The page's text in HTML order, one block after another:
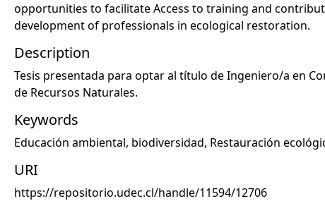
opportunities to facilitate Access to training and
development of professionals in ecological restoration.
Description
Tesis presentada para optar al título de Ingeniero/a en
de Recursos Naturales.
Keywords
Educación ambiental, biodiversidad, Restauración
URI
https://repositorio.udec.cl/handle/11594/12706